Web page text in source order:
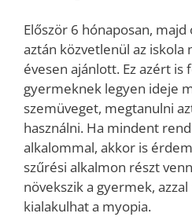
Először 6 hónaposan,
aztán közvetlenül az iskola
évesen ajánlott. Ez azért is
gyermeknek legyen ideje
szemüveget, megtanulni
használni. Ha mindent
alkalommal, akkor is
szűrési alkalmon részt
növekszik a gyermek,
kialakulhat a myopia.